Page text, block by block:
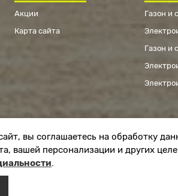
МАГАЗИН БУДЕТ
Акции
Карта сайта
Газон и
Газон и
вы соглашаетесь на обработку
вашей персонализации и других
.